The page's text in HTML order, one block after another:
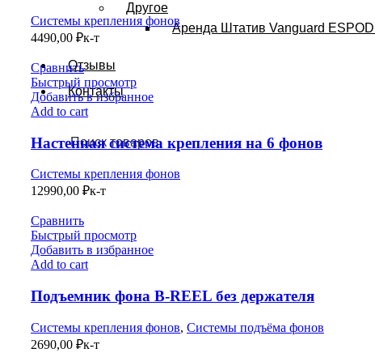
Другое
Аренда Штатив Vanguard
Отзывы
Контакты
Системы крепления фонов
4490,00 ₽к-т
Сравнить
Быстрый просмотр
Добавить в избранное
Add to cart
Настенная система крепления на 6 фонов
Системы крепления фонов
12990,00 ₽к-т
Сравнить
Быстрый просмотр
Добавить в избранное
Add to cart
Подъемник фона B-REEL без держателя
Системы крепления фонов, Системы подъёма фонов
2690,00 ₽к-т